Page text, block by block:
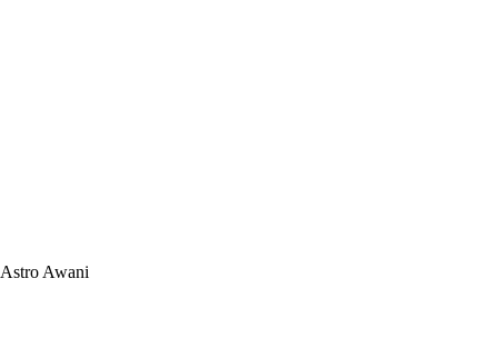
Astro Awani